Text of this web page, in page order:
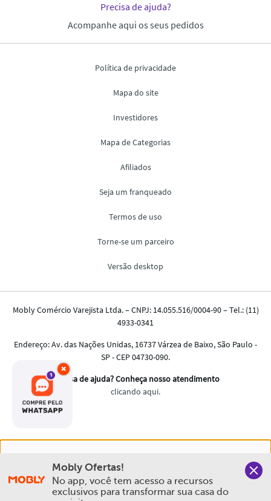
experiência na Mobly. Quando você navega no nosso site,
aceita esta condição
×
Mobly Ofertas!
No app, você tem acesso a recursos
exclusivos para transformar sua casa do